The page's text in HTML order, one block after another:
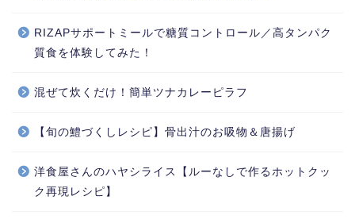
RIZAPサポートミールで糖質コントロール／高タンパク
質食を体験してみた！
混ぜて炊くだけ！簡単ツナカレーピラフ
【旬の鱧づくしレシピ】骨出汁のお吸物＆唐揚げ
洋食屋さんのハヤシライス【ルーなしで作るホットクッ
ク再現レシピ】